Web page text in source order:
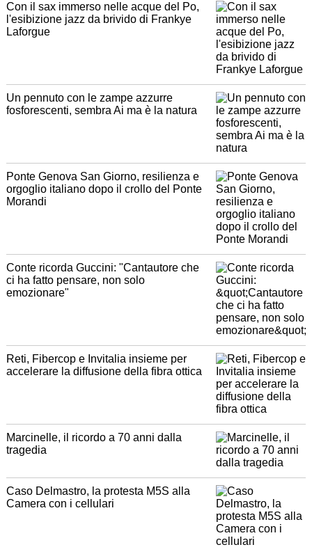
Con il sax immerso nelle acque del Po,
l'esibizione jazz da brivido di Frankye
Laforgue
Un pennuto con le zampe azzurre
fosforescenti, sembra Ai ma è la natura
Ponte Genova San Giorno, resilienza e
orgoglio italiano dopo il crollo del Ponte
Morandi
Conte ricorda Guccini: "Cantautore che
ci ha fatto pensare, non solo
emozionare"
Reti, Fibercop e Invitalia insieme per
accelerare la diffusione della fibra ottica
Marcinelle, il ricordo a 70 anni dalla
tragedia
Caso Delmastro, la protesta M5S alla
Camera con i cellulari